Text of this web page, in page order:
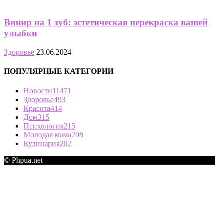
Винир на 1 зуб: эстетическая перекраска вашей
улыбки
Здоровье 23.06.2024
ПОПУЛЯРНЫЕ КАТЕГОРИИ
Новости11471
Здоровье493
Красота414
Дом315
Психология215
Молодая мама208
Кулинария202
© Phpua.net